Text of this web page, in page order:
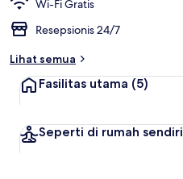
i
l
Wi-Fi Gratis
Resepsionis 24/7
Lihat semua
Fasilitas utama (5)
Seperti di rumah sendiri